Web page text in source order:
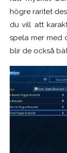
högre raritet
du vill att
spela mer med
blir de också